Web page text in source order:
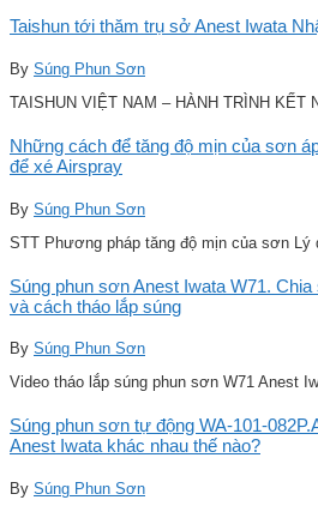
Taishun tới thăm trụ sở Anest Iwata
By Súng Phun Sơn
TAISHUN VIỆT NAM – HÀNH TRÌNH KẾT
Những cách để tăng độ mịn của sơn
để xé Airspray
By Súng Phun Sơn
STT Phương pháp tăng độ mịn của sơn Lý
Súng phun sơn Anest Iwata W71.
và cách tháo lắp súng
By Súng Phun Sơn
Video tháo lắp súng phun sơn W71 Anest
Súng phun sơn tự động WA-101-
Anest Iwata khác nhau thế nào?
By Súng Phun Sơn